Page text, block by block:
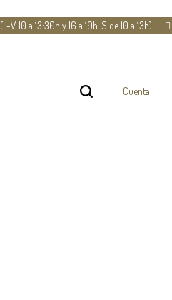
(L-V 10 a 13:30h y 16 a 19h. S de 10 a 13h)
Cuenta